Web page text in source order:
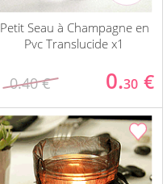
Petit Seau à Champagne en
Pvc Translucide x1
0.40 € 0.30 €